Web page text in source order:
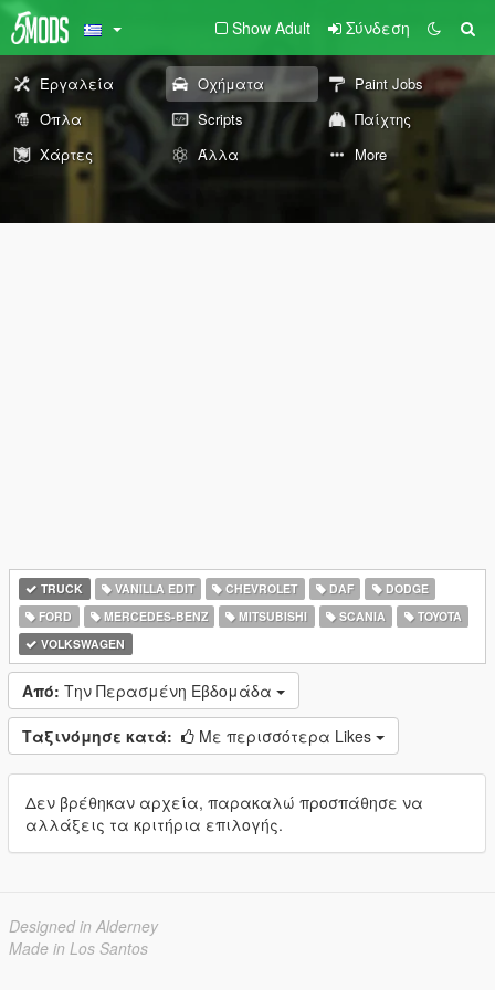
Show Adult Σύνδεση
Εργαλεία Οχήματα
Paint Jobs
Όπλα
Scripts
Παίχτης
Χάρτες
Άλλα More
TRUCK VANILLA EDIT CHEVROLET DAF
DODGE
FORD
MERCEDES-BENZ MITSUBISHI SCANIA
TOYOTA
VOLKSWAGEN
Από: Την Περασμένη Εβδομάδα
Ταξινόμησε κατά: Με περισσότερα Likes
Δεν βρέθηκαν αρχεία, παρακαλώ προσπάθησε να
αλλάξεις τα κριτήρια επιλογής.
Designed in Alderney
Made in Los Santos